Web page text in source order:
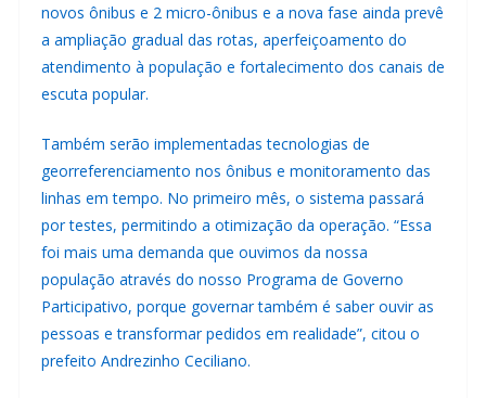
novos ônibus e 2 micro-ônibus e a nova fase ainda prevê
a ampliação gradual das rotas, aperfeiçoamento do
atendimento à população e fortalecimento dos canais de
escuta popular.
Também serão implementadas tecnologias de
georreferenciamento nos ônibus e monitoramento das
linhas em tempo. No primeiro mês, o sistema passará
por testes, permitindo a otimização da operação. “Essa
foi mais uma demanda que ouvimos da nossa
população através do nosso Programa de Governo
Participativo, porque governar também é saber ouvir as
pessoas e transformar pedidos em realidade”, citou o
prefeito Andrezinho Ceciliano.